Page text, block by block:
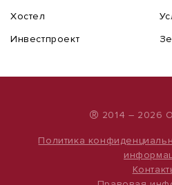
Хостел
Инвестпроект
® 2014 – 2026
Политика